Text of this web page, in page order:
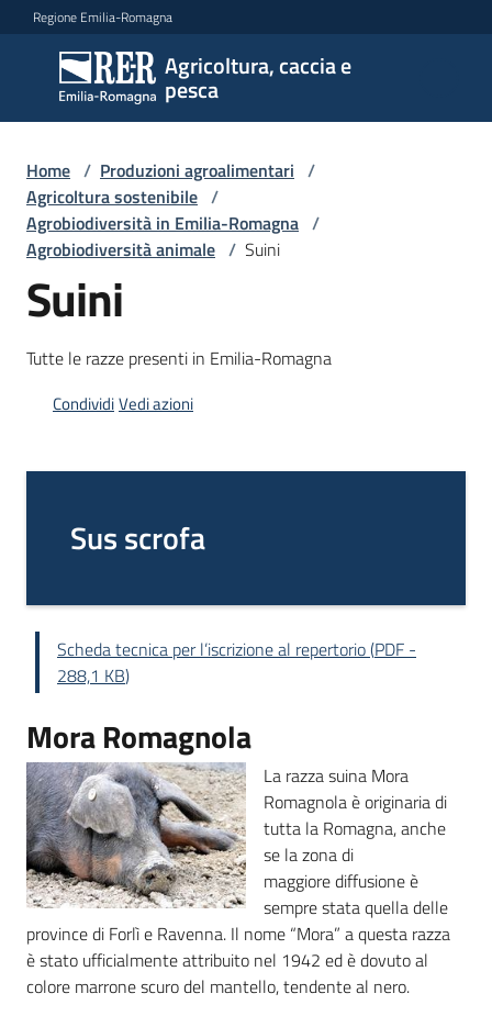
Vai al contenuto
Vai alla navigazione
Vai al footer
Regione Emilia-Romagna
Agricoltura, caccia e
pesca
Agricoltura,
caccia e
pesca
Argomenti
Novità
Servizi
Agricoltura
in
cifre
Seguici
su
Home / Produzioni agroalimentari /
Agricoltura sostenibile /
Agrobiodiversità in Emilia-Romagna /
Agrobiodiversità animale / Suini
Suini
Tutte le razze presenti in Emilia-Romagna
CondividiVedi azioni
Sus scrofa
Scheda tecnica per l’iscrizione al repertorio(PDF -
288,1 KB)
Mora Romagnola
La razza suina Mora
Romagnola è originaria di
tutta la Romagna, anche
se la zona di
maggiore diffusione è
sempre stata quella delle
province di Forlì e Ravenna. Il nome “Mora” a questa razza
è stato ufficialmente attribuito nel 1942 ed è dovuto al
colore marrone scuro del mantello, tendente al nero.